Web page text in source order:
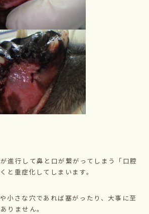
進行して鼻と口が繋がってしまう「口腔
と重症化してしまいます。
小さな穴であれば塞がったり、大事に至
りません。